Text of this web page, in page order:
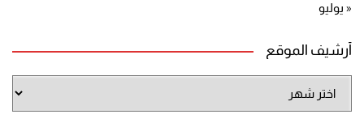
« يوليو
أرشيف الموقع
الموقع